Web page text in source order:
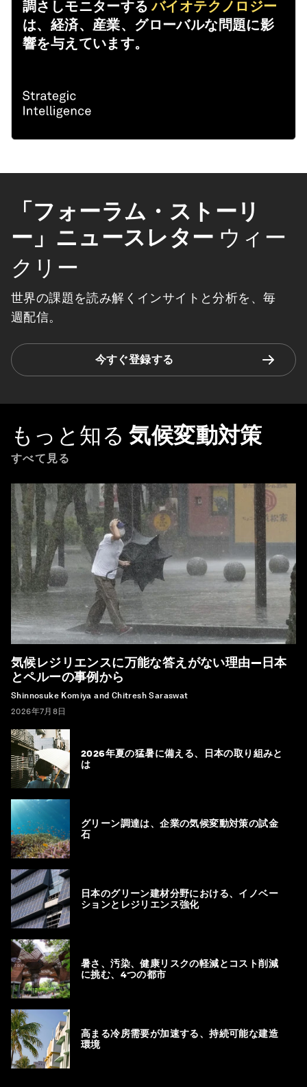
調さしモニターする バイオテクノロジー
は、経済、産業、グローバルな問題に影
響を与えています。
「フォーラム・ストーリ
ー」ニュースレター ウィー
クリー
世界の課題を読み解くインサイトと分析を、毎
週配信。
今すぐ登録する
もっと知る 気候変動対策
すべて見る
気候レジリエンスに万能な答えがない理由―日本
とペルーの事例から
Shinnosuke Komiya and Chitresh Saraswat
2026年7月8日
2026年夏の猛暑に備える、日本の取り組みと
は
グリーン調達は、企業の気候変動対策の試金
石
日本のグリーン建材分野における、イノベー
ションとレジリエンス強化
暑さ、汚染、健康リスクの軽減とコスト削減
に挑む、4つの都市
高まる冷房需要が加速する、持続可能な建造
環境